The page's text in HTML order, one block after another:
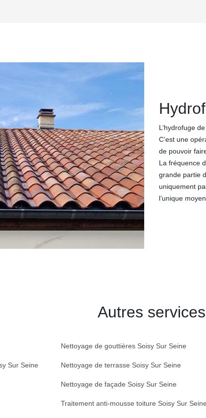
L’hydrofuge
C’est une
de pouvoir
La fréquence
grande partie
uniquement
l’unique
Autres services
Sur Seine
Nettoyage de gouttières Soisy Sur Seine
Nettoyage de terrasse Soisy Sur Seine
Nettoyage de façade Soisy Sur Seine
Traitement anti-mousse toiture Soisy Sur Seine